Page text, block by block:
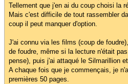
Tellement que j'en ai du coup choisi la
Mais c'est difficile de tout rassembler
coup il peut manquer d'option.
J'ai connu via les films (coup de
de foudre, même si la lecture n'était
pense), puis j'ai attaqué le Silmarillion
A chaque fois que je commençais, je
premières 50 pages.